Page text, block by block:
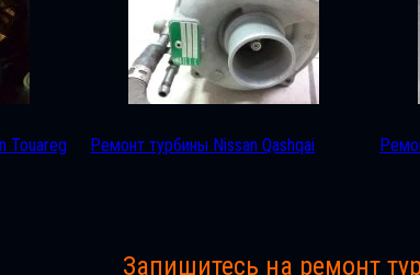
Touareg Ремонт турбины Nissan Qashqai
Запишитесь на ремонт